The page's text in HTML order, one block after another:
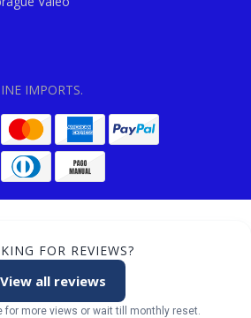
IMPORTS.
FOR REVIEWS?
View all reviews
for more views or wait till monthly reset.